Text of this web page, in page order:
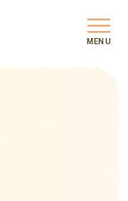
MENU